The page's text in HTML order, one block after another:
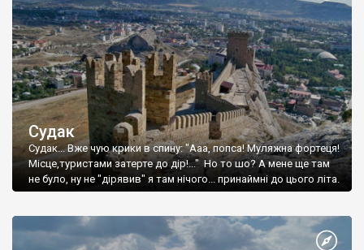
Судак
Судак... Вже чую крики в спину: "Ааа, попса! Муляжна фортеця!
Місце,туристами затерте до дір!..." Но то шо? А мене ще там
не було, ну не "дірявив" я там нічого... принаймні до цього літа.